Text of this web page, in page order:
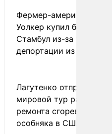
Фермер-американец
Уолкер купил билет в
Стамбул из-за угрозы
депортации из России
Лагутенко отправился в
мировой тур ради
ремонта сгоревшего
особняка в США